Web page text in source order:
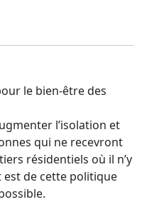
le bien-être des
l’isolation et
qui ne recevront
résidentiels où il n’y
est de cette politique